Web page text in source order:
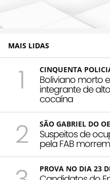
MAIS LIDAS
1 CINQUENTA
Boliviano morto
integrante de
cocaína
2 SÃO GABRIEL DO
Suspeitos de
pela FAB
PROVA NO DIA 23